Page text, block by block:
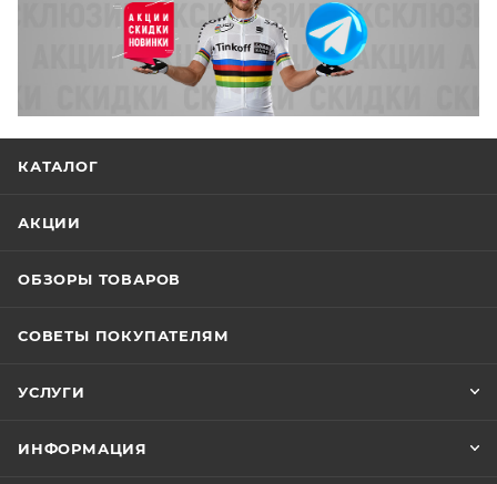
КАТАЛОГ
АКЦИИ
ОБЗОРЫ ТОВАРОВ
СОВЕТЫ ПОКУПАТЕЛЯМ
УСЛУГИ
ИНФОРМАЦИЯ